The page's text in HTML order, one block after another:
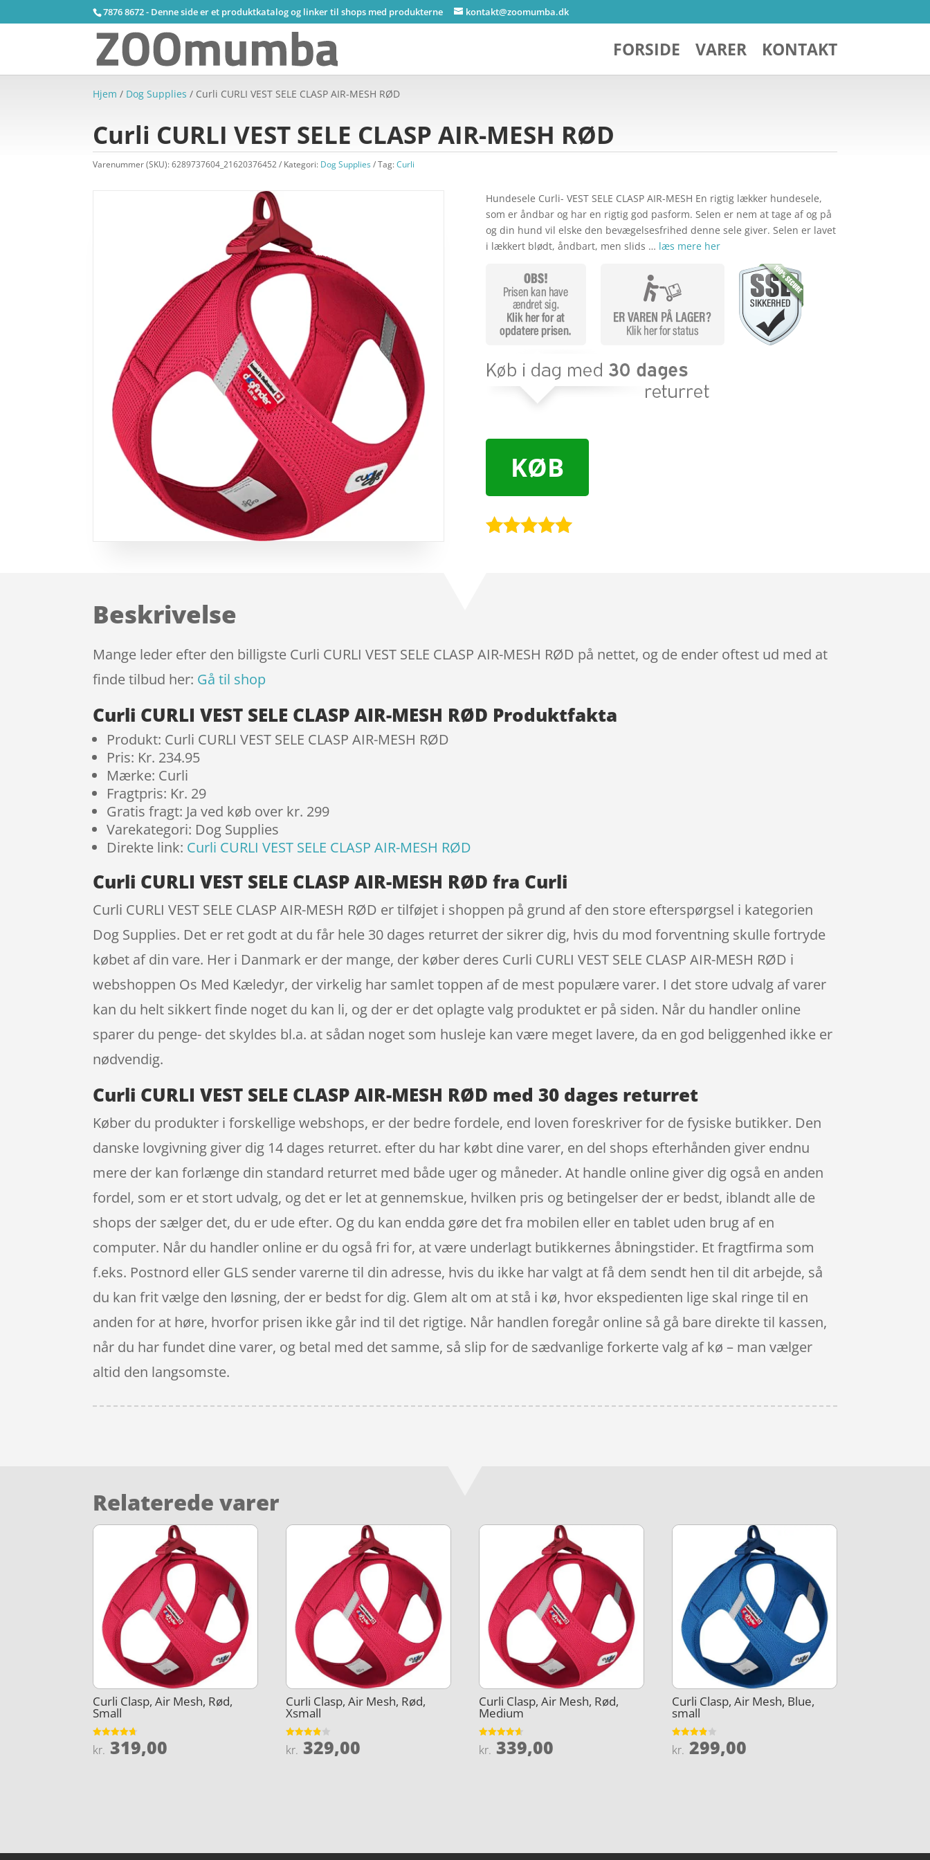
7876 8672 - Denne side er et produktkatalog og linker til shops med produkterne kontakt@zoomumba.dk
FORSIDE VARER KONTAKT
Hjem / Dog Supplies / Curli CURLI VEST SELE CLASP AIR-MESH RØD
Curli CURLI VEST SELE CLASP AIR-MESH RØD
Varenummer (SKU):6289737604_21620376452 Kategori: Dog Supplies Tag:Curli
Hundesele Curli- VEST SELE CLASP AIR-MESH En rigtig lækker hundesele,
som er åndbar og har en rigtig god pasform. Selen er nem at tage af og på
og din hund vil elske den bevægelsesfrihed denne sele giver. Selen er lavet
i lækkert blødt, åndbart, men slids … læs mere her
KØB
Beskrivelse
Mange leder efter den billigste Curli CURLI VEST SELE CLASP AIR-MESH RØD på nettet, og de ender oftest ud med at
finde tilbud her: Gå til shop
Curli CURLI VEST SELE CLASP AIR-MESH RØD Produktfakta
Produkt: Curli CURLI VEST SELE CLASP AIR-MESH RØD
Pris: Kr. 234.95
Mærke: Curli
Fragtpris: Kr. 29
Gratis fragt: Ja ved køb over kr. 299
Varekategori: Dog Supplies
Direkte link: Curli CURLI VEST SELE CLASP AIR-MESH RØD
Curli CURLI VEST SELE CLASP AIR-MESH RØD fra Curli
Curli CURLI VEST SELE CLASP AIR-MESH RØD er tilføjet i shoppen på grund af den store efterspørgsel i kategorien
Dog Supplies. Det er ret godt at du får hele 30 dages returret der sikrer dig, hvis du mod forventning skulle fortryde
købet af din vare. Her i Danmark er der mange, der køber deres Curli CURLI VEST SELE CLASP AIR-MESH RØD i
webshoppen Os Med Kæledyr, der virkelig har samlet toppen af de mest populære varer. I det store udvalg af varer
kan du helt sikkert finde noget du kan li, og der er det oplagte valg produktet er på siden. Når du handler online
sparer du penge- det skyldes bl.a. at sådan noget som husleje kan være meget lavere, da en god beliggenhed ikke er
nødvendig.
Curli CURLI VEST SELE CLASP AIR-MESH RØD med 30 dages returret
Køber du produkter i forskellige webshops, er der bedre fordele, end loven foreskriver for de fysiske butikker. Den
danske lovgivning giver dig 14 dages returret. efter du har købt dine varer, en del shops efterhånden giver endnu
mere der kan forlænge din standard returret med både uger og måneder. At handle online giver dig også en anden
fordel, som er et stort udvalg, og det er let at gennemskue, hvilken pris og betingelser der er bedst, iblandt alle de
shops der sælger det, du er ude efter. Og du kan endda gøre det fra mobilen eller en tablet uden brug af en
computer. Når du handler online er du også fri for, at være underlagt butikkernes åbningstider. Et fragtfirma som
f.eks. Postnord eller GLS sender varerne til din adresse, hvis du ikke har valgt at få dem sendt hen til dit arbejde, så
du kan frit vælge den løsning, der er bedst for dig. Glem alt om at stå i kø, hvor ekspedienten lige skal ringe til en
anden for at høre, hvorfor prisen ikke går ind til det rigtige. Når handlen foregår online så gå bare direkte til kassen,
når du har fundet dine varer, og betal med det samme, så slip for de sædvanlige forkerte valg af kø – man vælger
altid den langsomste.
Relaterede varer
Curli Clasp, Air Mesh, Rød,
Small
Vurderet
4.7
kr. 319,00
Curli Clasp, Air Mesh, Rød,
Xsmall
Vurderet
3.8
kr. 329,00
Curli Clasp, Air Mesh, Rød,
Medium
Vurderet
4.6
kr. 339,00
Curli Clasp, Air Mesh, Blue,
small
Vurderet
3.8
kr. 299,00